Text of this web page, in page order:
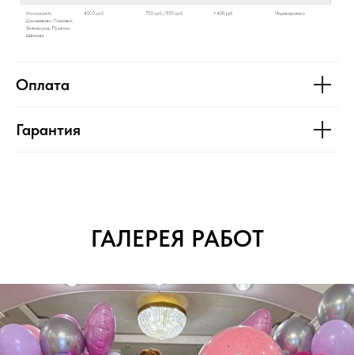
Оплата
Гарантия
ГАЛЕРЕЯ РАБОТ